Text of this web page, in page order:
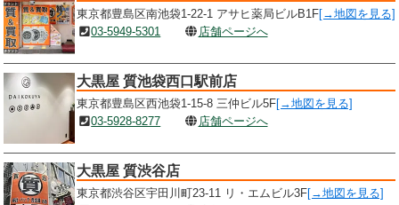
東京都豊島区南池袋1-22-1 アサヒ薬局ビルB1F[→地図を見る]
03-5949-5301
店舗ページへ
大黒屋 質池袋西口駅前店
東京都豊島区西池袋1-15-8 三仲ビル5F[→地図を見る]
03-5928-8277
店舗ページへ
大黒屋 質渋谷店
東京都渋谷区宇田川町23-11 リ・エムビル3F[→地図を見る]